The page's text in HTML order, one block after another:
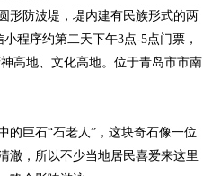
形防波堤，堤内建有民族形式的两
程序约第二天下午3点-5点门票，
高地、文化高地。位于青岛市市南
巨石“石老人”，这块奇石像一位
澈，所以不少当地居民喜爱来这里